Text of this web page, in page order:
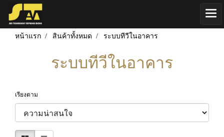
หน้าแรก สินค้าทั้งหมด ระบบทีวีในอาคาร
ระบบทีวีในอาคาร
เรียงตาม